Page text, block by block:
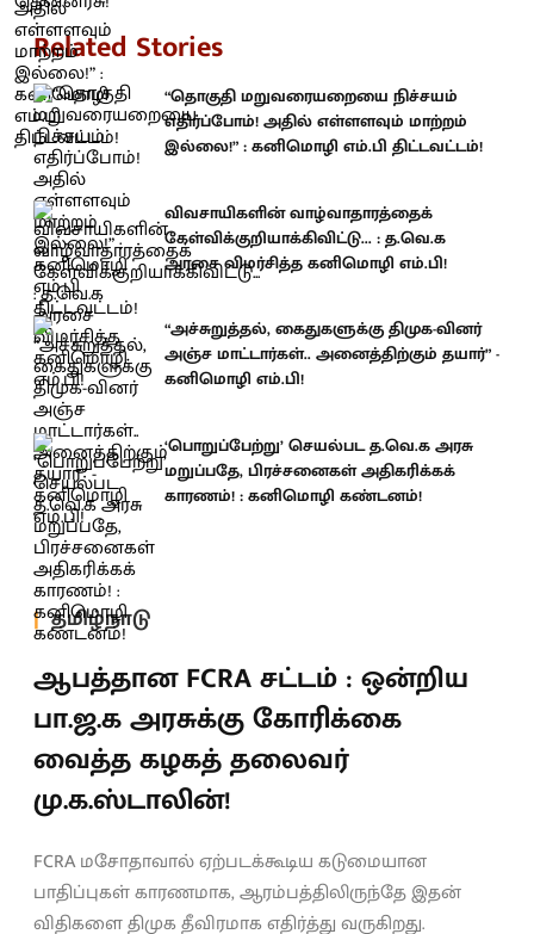
Related Stories
“தொகுதி மறுவரையறையை நிச்சயம்
எதிர்ப்போம்! அதில் எள்ளளவும் மாற்றம்
இல்லை!” : கனிமொழி எம்.பி திட்டவட்டம்!
விவசாயிகளின் வாழ்வாதாரத்தைக்
கேள்விக்குறியாக்கிவிட்டு... : த.வெ.க
அரசை விமர்சித்த கனிமொழி எம்.பி!
“அச்சுறுத்தல், கைதுகளுக்கு திமுக-வினர்
அஞ்ச மாட்டார்கள்.. அனைத்திற்கும் தயார்” -
கனிமொழி எம்.பி!
‘பொறுப்பேற்று’ செயல்பட த.வெ.க அரசு
மறுப்பதே, பிரச்சனைகள் அதிகரிக்கக்
காரணம்! : கனிமொழி கண்டனம்!
தமிழ்நாடு
ஆபத்தான FCRA சட்டம் : ஒன்றிய
பா.ஜ.க அரசுக்கு கோரிக்கை
வைத்த கழகத் தலைவர்
மு.க.ஸ்டாலின்!
FCRA மசோதாவால் ஏற்படக்கூடிய கடுமையான
பாதிப்புகள் காரணமாக, ஆரம்பத்திலிருந்தே இதன்
விதிகளை திமுக தீவிரமாக எதிர்த்து வருகிறது.